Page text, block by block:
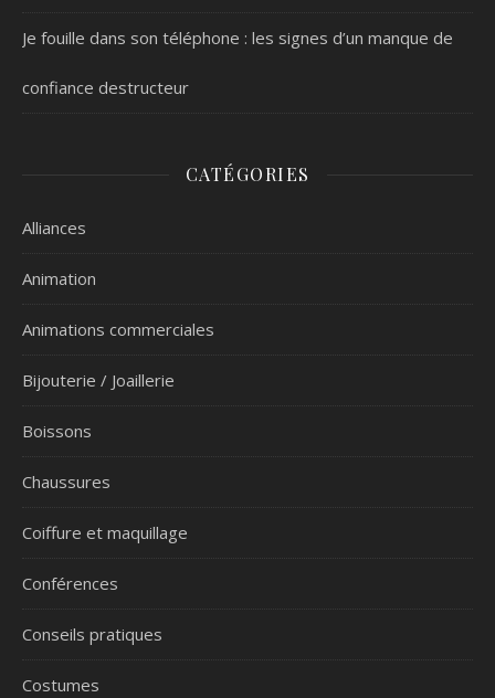
Je fouille dans son téléphone : les signes d’un manque de
confiance destructeur
CATÉGORIES
Alliances
Animation
Animations commerciales
Bijouterie / Joaillerie
Boissons
Chaussures
Coiffure et maquillage
Conférences
Conseils pratiques
Costumes